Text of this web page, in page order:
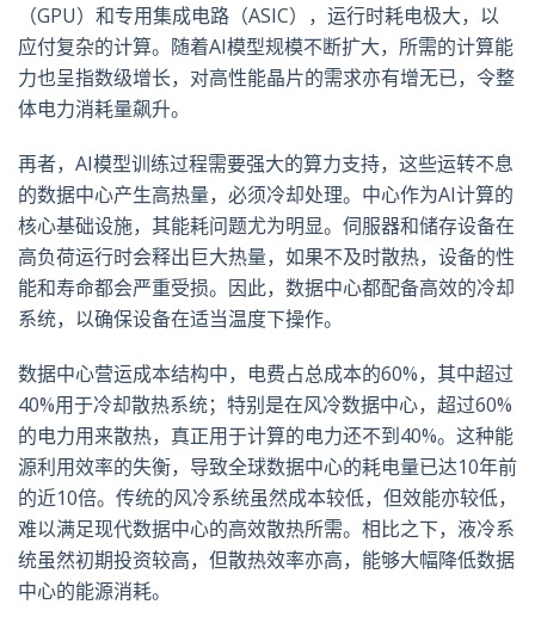
（GPU）和专用集成电路（ASIC），运行时耗电极大，以
应付复杂的计算。随着AI模型规模不断扩大，所需的计算能
力也呈指数级增长，对高性能晶片的需求亦有增无已，令整
体电力消耗量飙升。
再者， AI模型训练过程需要强大的算力支持，这些运转不息
的数据中心产生高热量，必须冷却处理。中心作为AI计算的
核心基础设施，其能耗问题尤为明显。伺服器和储存设备在
高负荷运行时会释出巨大热量，如果不及时散热，设备的性
能和寿命都会严重受损。因此，数据中心都配备高效的冷却
系统，以确保设备在适当温度下操作。
数据中心营运成本结构中，电费占总成本的60%，其中超过
40%用于冷却散热系统；特别是在风冷数据中心，超过60%
的电力用来散热，真正用于计算的电力还不到40%。这种能
源利用效率的失衡，导致全球数据中心的耗电量已达10年前
的近10倍。传统的风冷系统虽然成本较低，但效能亦较低，
难以满足现代数据中心的高效散热所需。相比之下，液冷系
统虽然初期投资较高，但散热效率亦高，能够大幅降低数据
中心的能源消耗。